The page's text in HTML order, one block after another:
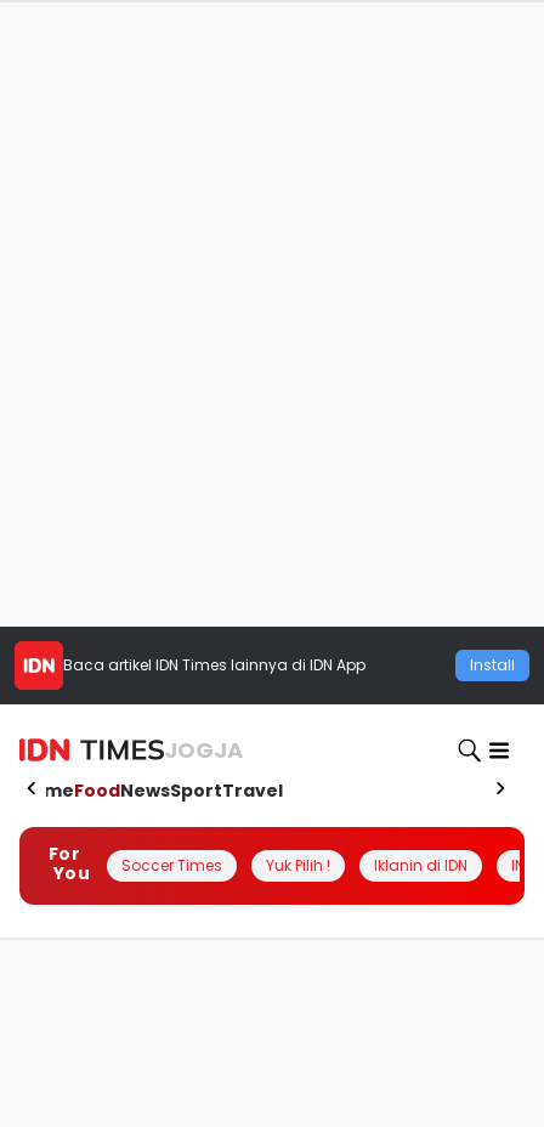
Baca artikel IDN Times lainnya di IDN App Install
JOGJA
HomeFoodNewsSportTravel
For
You
Soccer Times Yuk Pilih ! Iklanin di IDN